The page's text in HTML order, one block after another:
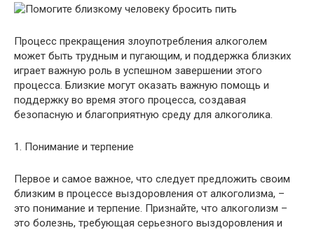
Процесс прекращения злоупотребления алкоголем
может быть трудным и пугающим, и поддержка близких
играет важную роль в успешном завершении этого
процесса. Близкие могут оказать важную помощь и
поддержку во время этого процесса, создавая
безопасную и благоприятную среду для алкоголика.
1. Понимание и терпение
Первое и самое важное, что следует предложить своим
близким в процессе выздоровления от алкоголизма, –
это понимание и терпение. Признайте, что алкоголизм –
это болезнь, требующая серьезного выздоровления и